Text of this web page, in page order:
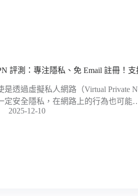
評測：專注隱私、免 Email 註冊！
是透過虛擬私人網路（Virtual Private
定安全隱私，在網路上的行為也可能
2025-12-10